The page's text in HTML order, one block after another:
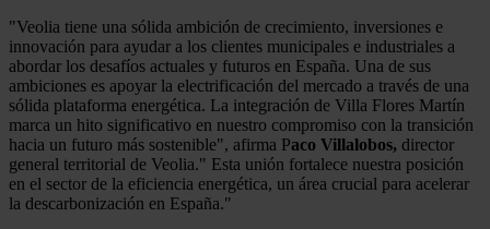
"Veolia tiene una sólida ambición de crecimiento, inversiones e
innovación para ayudar a los clientes municipales e industriales a
abordar los desafíos actuales y futuros en España. Una de sus
ambiciones es apoyar la electrificación del mercado a través de una
sólida plataforma energética. La integración de Villa Flores Martín
marca un hito significativo en nuestro compromiso con la transición
hacia un futuro más sostenible", afirma Paco Villalobos, director
general territorial de Veolia." Esta unión fortalece nuestra posición
en el sector de la eficiencia energética, un área crucial para acelerar
la descarbonización en España."